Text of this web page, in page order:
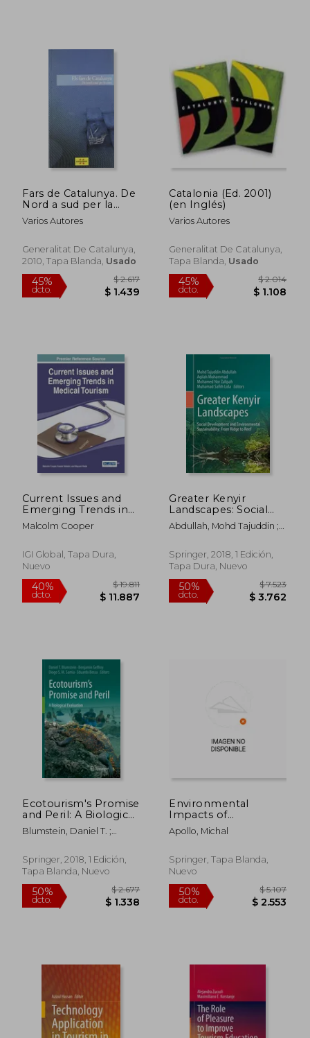
50%
dcto.
Fars de Catalunya. De
Nord a sud per la
Costa (en Catalán)
Varios Autores
Generalitat De Catalunya,
2010, Tapa Blanda, Usado
45%
dcto. $ 1.439
Catalonia (Ed. 2001)
(en Inglés)
Varios Autores
Generalitat De Catalunya,
Tapa Blanda, Usado
45%
dcto.
Current Issues and
Emerging Trends in
Medical Tourism
Malcolm Cooper
IGI Global, Tapa Dura,
Nuevo
40%
dcto. $ 11.887
Greater Kenyir
Landscapes: Social
Development and
Environmental
Ridge to Reef (en
Inglés)
Abdullah, Mohd Tajuddin ;
Zalipah, Mohamed
Springer, 2018, 1 Edición,
Tapa Dura, Nuevo
50%
Ecotourism's Promise
and Peril: A Biological
Evaluation (en Inglés)
Blumstein, Daniel T. ;
Diogo S. M.
Springer, 2018, 1 Edición,
Tapa Blanda, Nuevo
Environmental
Impacts of
Mountaineering: A
Conceptual
Inglés)
Apollo, Michal
Springer, Tapa Blanda,
Nuevo